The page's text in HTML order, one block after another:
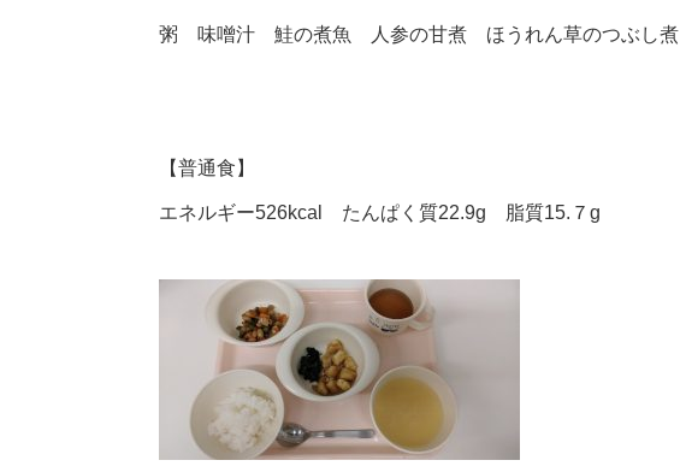
粥 味噌汁 鮭の煮魚 人参の甘煮 ほうれん草のつぶし煮
【普通食】
エネルギー526kcal たんぱく質22.9g 脂質15.７g